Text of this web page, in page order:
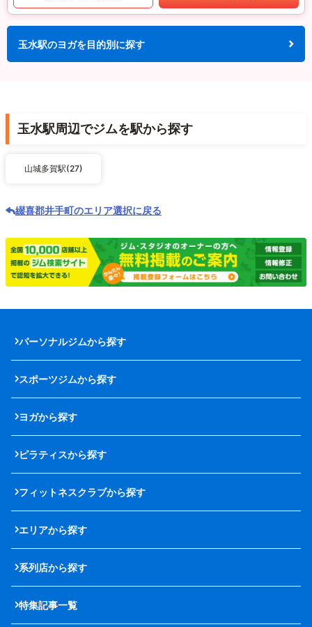
玉水駅のヨガを目的別に探す
玉水駅周辺でジムを駅から探す
山城多賀駅(27)
綴喜郡井手町のエリア選択に戻る
パーソナルジムから探す
スポーツジムから探す
ヨガから探す
ピラティスから探す
フィットネスクラブから探す
エリアから探す
系列店から探す
特集記事一覧